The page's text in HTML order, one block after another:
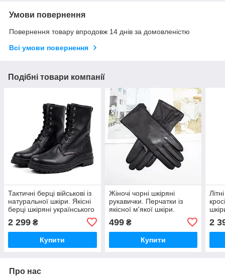
Умови повернення
Повернення товару впродовж 14 днів за домовленістю
Всі умови повернення
Подібні товари компанії
Тактичні берці військові із
натуральної шкіри. Якісні
берці шкіряні українського
2 299 ₴
Купити
Жіночі чорні шкіряні
рукавички. Перчатки із
якісної м'якої шкіри.
підкладка
499₴
Купити
2
Про нас